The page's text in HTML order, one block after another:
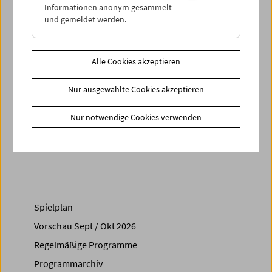
Schwärzler)
Eine gemeinsame Veranstaltung von Sixpack Film und dem
Österreichischen Filmmuseum
Zusätzliche Materialien
Fotos2008 - Ivan Ladislav Galeta
Spielplan
Vorschau Sept / Okt 2026
Regelmäßige Programme
Programmarchiv
Informationen anonym gesammelt
und gemeldet werden.
Alle Cookies akzeptieren
Nur ausgewählte Cookies akzeptieren
Nur notwendige Cookies verwenden